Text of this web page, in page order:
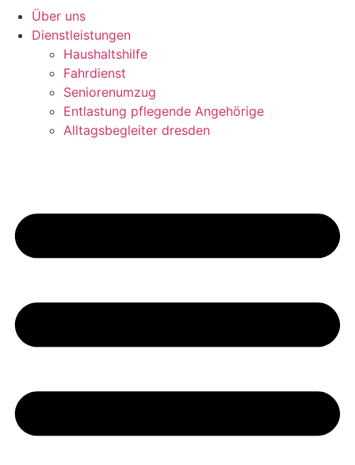
Über uns
Dienstleistungen
Haushaltshilfe
Fahrdienst
Seniorenumzug
Entlastung pflegende Angehörige
Alltagsbegleiter dresden